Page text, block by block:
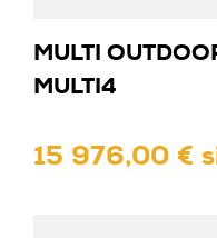
MULTI
MULTI4
15 976,00 €